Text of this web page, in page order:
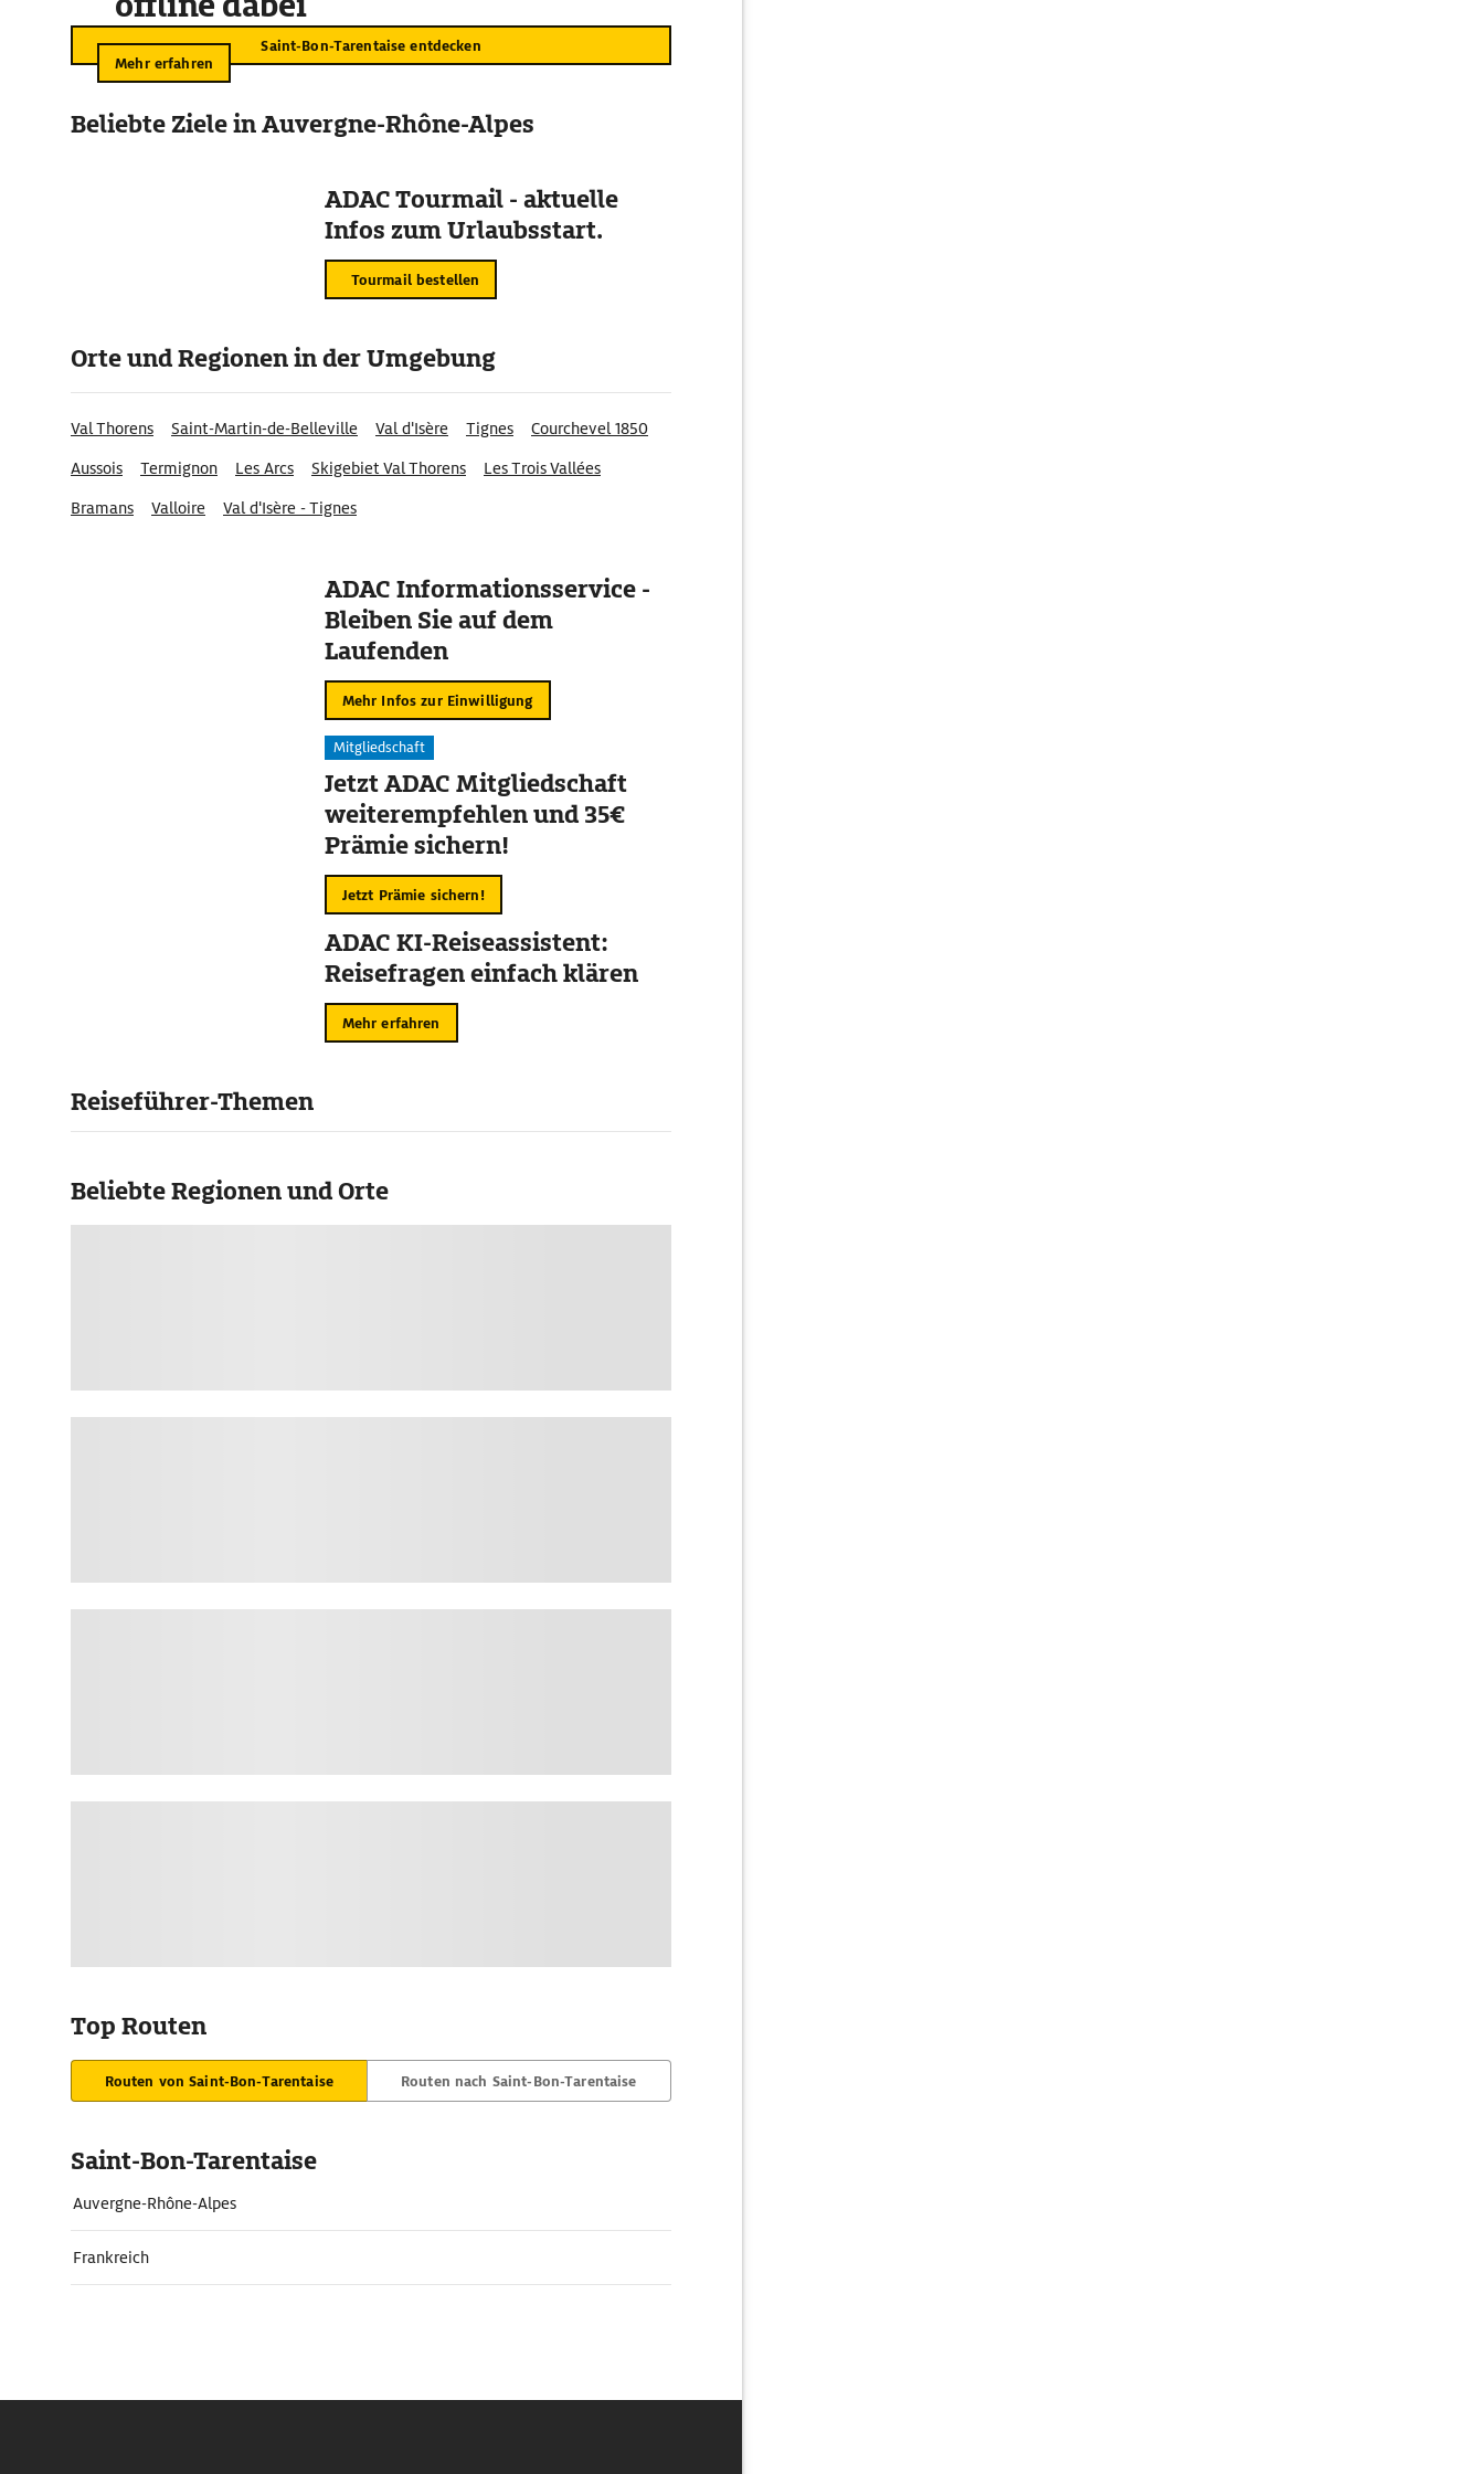
Saint-Bon-Tarentaise entdecken
Mehr erfahren
Beliebte Ziele in Auvergne-Rhône-Alpes
ADAC Tourmail - aktuelle
Infos zum Urlaubsstart.
Tourmail bestellen
Orte und Regionen in der Umgebung
Val Thorens Saint-Martin-de-Belleville Val d'Isère Tignes
Courchevel 1850
Aussois
Termignon Les Arcs Skigebiet Val Thorens
Les Trois Vallées
Bramans
Valloire Val d'Isère - Tignes
ADAC Informationsservice -
Bleiben Sie auf dem
Laufenden
Mehr Infos zur Einwilligung
Mitgliedschaft
Jetzt ADAC Mitgliedschaft
weiterempfehlen und 35€
Prämie sichern!
Jetzt Prämie sichern!
ADAC KI-Reiseassistent:
Reisefragen einfach klären
Mehr erfahren
Reiseführer-Themen
Beliebte Regionen und Orte
Top Routen
Routen von Saint-Bon-Tarentaise Routen nach Saint-Bon-Tarentaise
Saint-Bon-Tarentaise
Auvergne-Rhône-Alpes
Frankreich